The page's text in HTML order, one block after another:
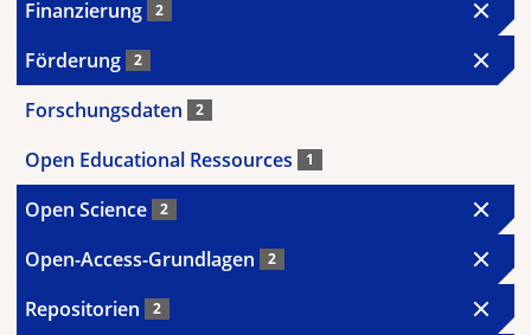
Finanzierung 2
Förderung 2
Forschungsdaten 2
Open Educational Ressources 1
Open Science 2
Open-Access-Grundlagen 2
Repositorien 2